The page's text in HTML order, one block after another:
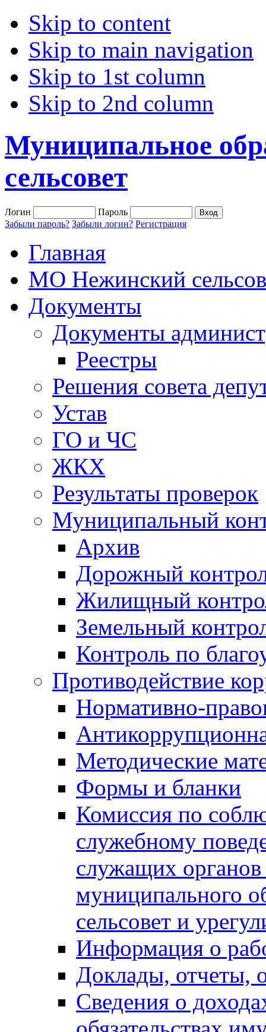
Skip to content
Skip to main navigation
Skip to 1st column
Skip to 2nd column
Муниципальное
сельсовет
Логин
Пароль
Забыли пароль? Забыли логин? Регистрация
Главная
МО Нежинский
Документы
Документы
Реестры
Решения совета
Устав
ГО и ЧС
ЖКХ
Результаты проверок
Муниципальный
Архив
Дорожный
Жилищный
Земельный
Контроль по
Противодействие
Нормативно-
Методические
Формы и бланки
Комиссия по
служебному
служащих органов
муниципального
сельсовет и
Информация о
Доклады, отчеты,
Сведения о